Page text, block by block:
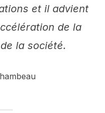
et il advient
de la
la société.